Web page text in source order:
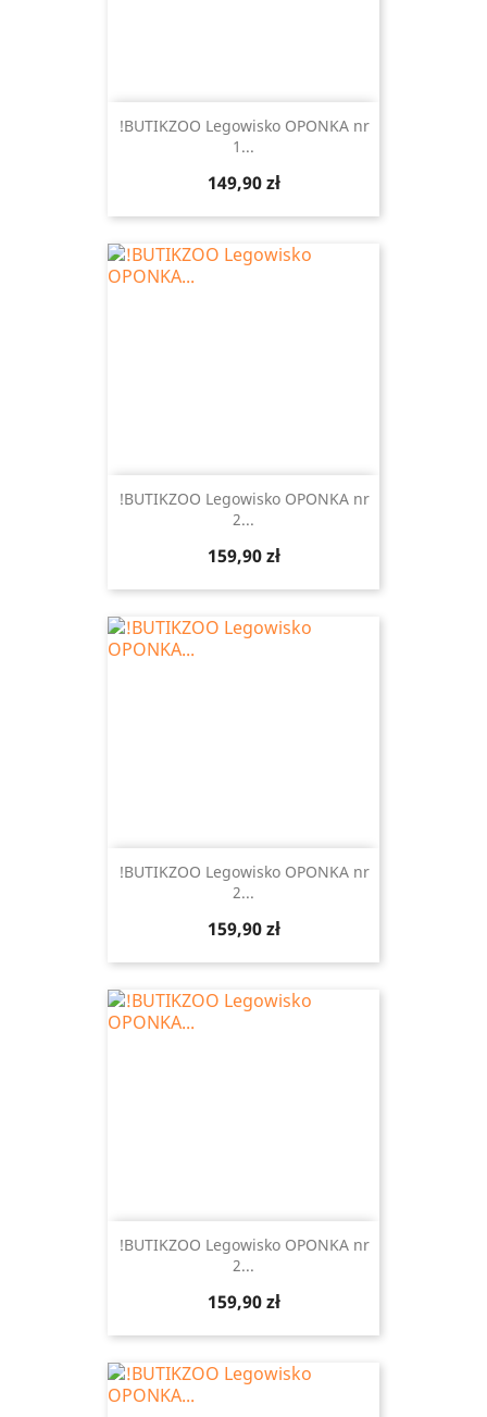
!BUTIKZOO Legowisko OPONKA nr
1...
Cena
149,90 zł
!BUTIKZOO Legowisko OPONKA nr
2...
Cena
159,90 zł
!BUTIKZOO Legowisko OPONKA nr
2...
Cena
159,90 zł
!BUTIKZOO Legowisko OPONKA nr
2...
Cena
159,90 zł